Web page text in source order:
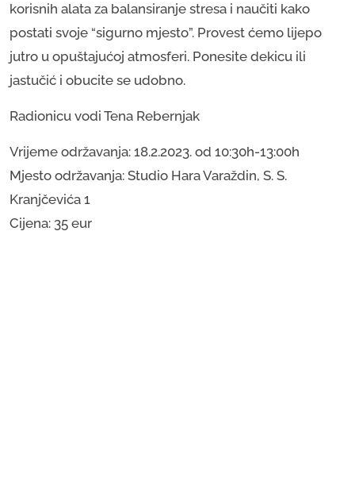
korisnih alata za balansiranje stresa i naučiti kako
postati svoje “sigurno mjesto”. Provest ćemo lijepo
jutro u opuštajućoj atmosferi. Ponesite dekicu ili
jastučić i obucite se udobno.
Radionicu vodi Tena Rebernjak
Vrijeme održavanja: 18.2.2023. od 10:30h-13:00h
Mjesto održavanja: Studio Hara Varaždin, S. S.
Kranjčevića 1
Cijena: 35 eur